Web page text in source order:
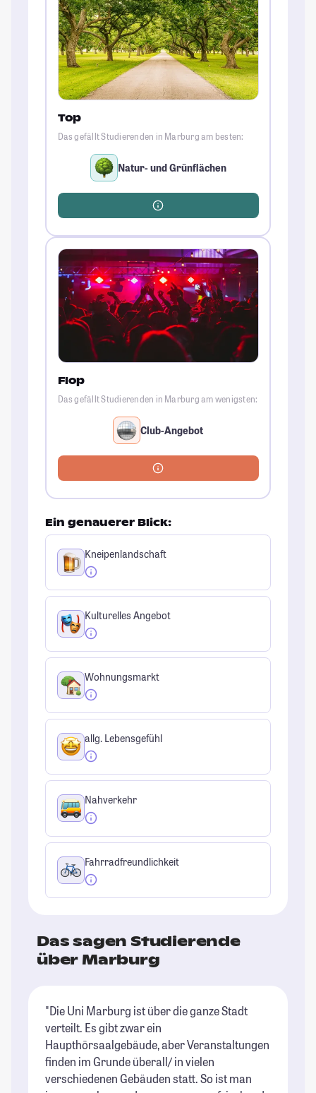
Top
Das gefällt Studierenden in Marburg am besten:
Natur- und Grünflächen
Flop
Das gefällt Studierenden in Marburg am wenigsten:
Club-Angebot
Ein genauerer Blick:
Kneipenlandschaft
Kulturelles Angebot
Wohnungsmarkt
allg. Lebensgefühl
Nahverkehr
Fahrradfreundlichkeit
Das sagen Studierende
über Marburg
"Die Uni Marburg ist über die ganze Stadt
verteilt. Es gibt zwar ein
Haupthörsaalgebäude, aber Veranstaltungen
finden im Grunde überall/ in vielen
verschiedenen Gebäuden statt. So ist man